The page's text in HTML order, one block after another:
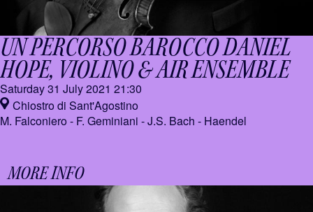
UN PERCORSO BAROCCODANIEL
HOPE, VIOLINO & AIR ENSEMBLE
Saturday 31 July 2021 21:30
Chiostro di Sant'Agostino
M. Falconiero - F. Geminiani - J.S. Bach - Haendel
MORE INFO